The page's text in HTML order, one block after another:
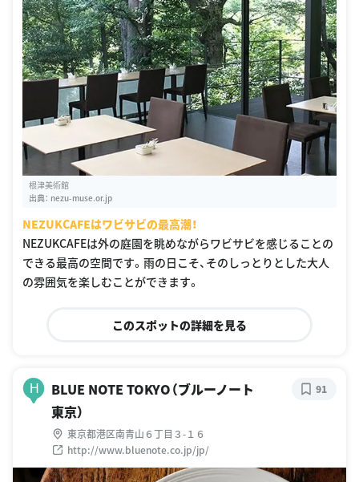
根津美術館
出典： nezu-muse.or.jp
NEZUKCAFEはワビサビの最高潮！
NEZUKCAFEは外の庭園を眺めながらワビサビを感じることの
できる最高の空間です。雨の日こそ、そのしっとりとした大人
の雰囲気を楽しむことができます。
このスポットの詳細を見る
H
BLUE NOTE TOKYO（ブルーノート
東京）
東京都港区南青山６丁目３-１６
http://www.bluenote.co.jp/jp/
91